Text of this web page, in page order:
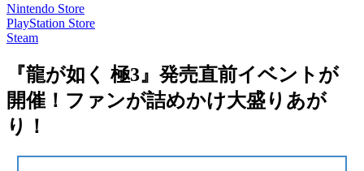
Nintendo Store
PlayStation Store
Steam
『龍が如く 極3』発売直前イベントが
開催！ファンが詰めかけ大盛りあが
り！